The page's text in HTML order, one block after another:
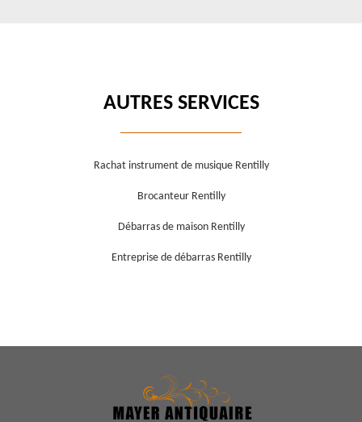
AUTRES SERVICES
Rachat instrument de musique Rentilly
Brocanteur Rentilly
Débarras de maison Rentilly
Entreprise de débarras Rentilly